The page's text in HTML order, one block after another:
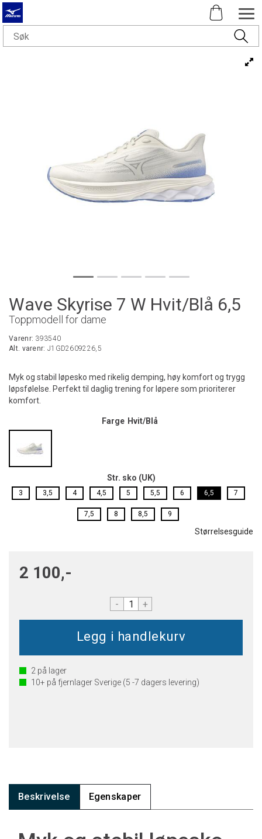
Wave Skyrise 7 W Hvit/Blå 6,5
Toppmodell for dame
Varenr: 393540
Alt. varenr: J1GD2609226,5
Myk og stabil løpesko med rikelig demping, høy komfort og trygg
løpsfølelse. Perfekt til daglig trening for løpere som prioriterer
komfort.
Farge Hvit/Blå
Str. sko (UK)
3 3,5 4 4,5 5 5,5 6 6,5 7
7,5 8 8,5 9
Størrelsesguide
2 100,-
- +
2 på lager
10+ på fjernlager Sverige (5 -7 dagers levering)
Beskrivelse Egenskaper